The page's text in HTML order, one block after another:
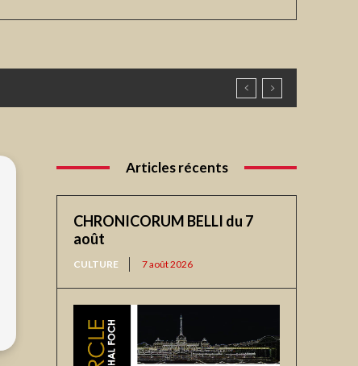
Articles récents
CHRONICORUM BELLI du 7
août
CULTURE 7 août 2026